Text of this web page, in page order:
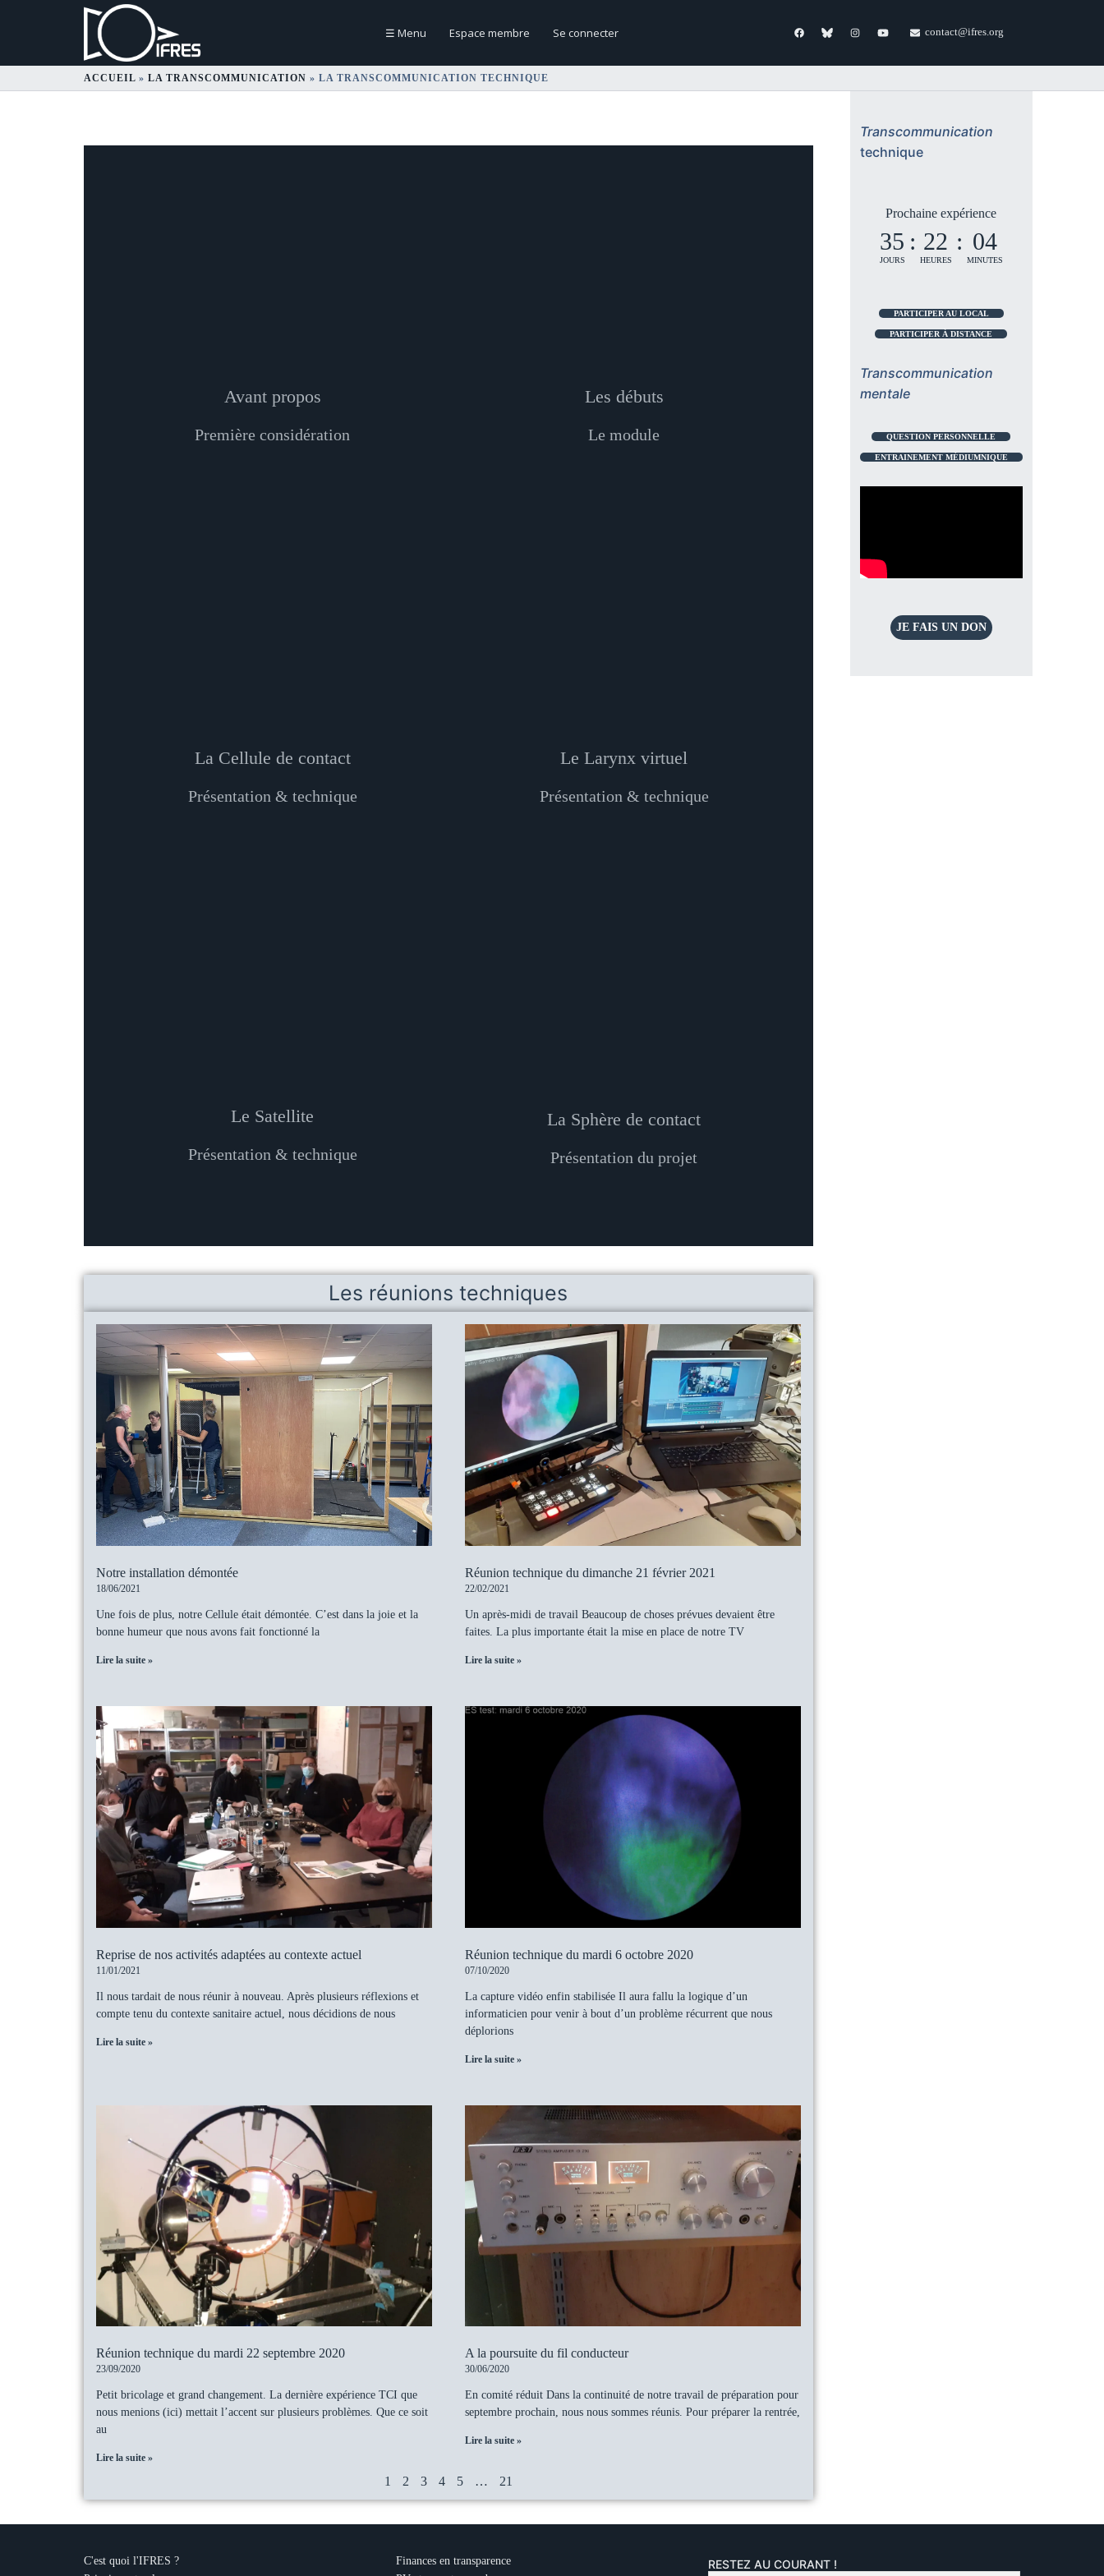
☰ Menu Espace membre Se connecter contact@ifres.org
ACCUEIL » LA TRANSCOMMUNICATION » LA TRANSCOMMUNICATION TECHNIQUE
Avant propos
Première considération
Les débuts
Le module
La Cellule de contact
Présentation & technique
Le Larynx virtuel
Présentation & technique
Le Satellite
Présentation & technique
La Sphère de contact
Présentation du projet
Les réunions techniques
Notre installation démontée
18/06/2021
Une fois de plus, notre Cellule était démontée. C’est dans la joie et la
bonne humeur que nous avons fait fonctionné la
Lire la suite »
Réunion technique du dimanche 21 février 2021
22/02/2021
Un après-midi de travail Beaucoup de choses prévues devaient être
faites. La plus importante était la mise en place de notre TV
Lire la suite »
Reprise de nos activités adaptées au contexte actuel
11/01/2021
Il nous tardait de nous réunir à nouveau. Après plusieurs réflexions et
compte tenu du contexte sanitaire actuel, nous décidions de nous
Lire la suite »
Réunion technique du mardi 6 octobre 2020
07/10/2020
La capture vidéo enfin stabilisée Il aura fallu la logique d’un
informaticien pour venir à bout d’un problème récurrent que nous
déplorions
Lire la suite »
Réunion technique du mardi 22 septembre 2020
23/09/2020
Petit bricolage et grand changement. La dernière expérience TCI que
nous menions (ici) mettait l’accent sur plusieurs problèmes. Que ce soit
au
Lire la suite »
A la poursuite du fil conducteur
30/06/2020
En comité réduit Dans la continuité de notre travail de préparation pour
septembre prochain, nous nous sommes réunis. Pour préparer la rentrée,
Lire la suite »
1 2 3 4 5 … 21
Transcommunication
technique
Prochaine expérience
35
JOURS
: 22
HEURES
: 04
MINUTES
PARTICIPER AU LOCAL
PARTICIPER À DISTANCE
Transcommunication
mentale
QUESTION PERSONNELLE
ENTRAINEMENT MÉDIUMNIQUE
JE FAIS UN DON
C'est quoi l'IFRES ?
Finances en transparence
RESTEZ AU COURANT !